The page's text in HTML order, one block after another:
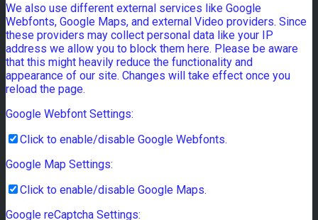
We also use different external services like Google
Webfonts, Google Maps, and external Video providers. Since
these providers may collect personal data like your IP
address we allow you to block them here. Please be aware
that this might heavily reduce the functionality and
appearance of our site. Changes will take effect once you
reload the page.
Google Webfont Settings:
Click to enable/disable Google Webfonts.
Google Map Settings:
Click to enable/disable Google Maps.
Google reCaptcha Settings: